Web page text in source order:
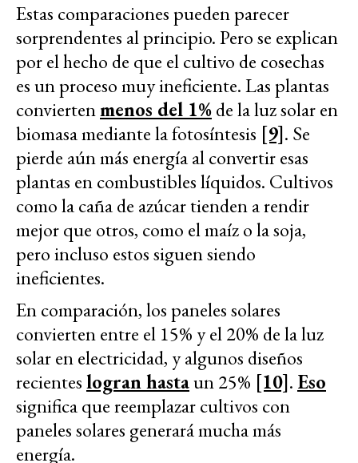
Estas comparaciones pueden parecer
sorprendentes al principio. Pero se explican
por el hecho de que el cultivo de cosechas
es un proceso muy ineficiente. Las plantas
conviertenmenos del 1%de la luz solar en
biomasa mediante la fotosíntesis [9]. Se
pierde aún más energía al convertir esas
plantas en combustibles líquidos. Cultivos
como la caña de azúcar tienden a rendir
mejor que otros, como el maíz o la soja,
pero incluso estos siguen siendo
ineficientes.
En comparación, los paneles solares
convierten entre el 15% y el 20% de la luz
solar en electricidad, y algunos diseños
recienteslogran hastaun 25% [10]. Eso
significa que reemplazar cultivos con
paneles solares generará mucha más
energía.